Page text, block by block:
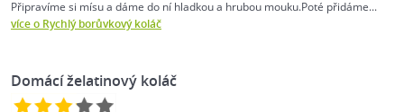
Připravíme si mísu a dáme do ní hladkou a hrubou mouku.Poté přidáme...
více o Rychlý borůvkový koláč
Domácí želatinový koláč